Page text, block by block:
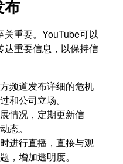
布
重要。YouTube可以
达重要信息，以保持信
频道发布详细的危机
和公司立场。
情况，定期更新信
态。
进行直播，直接与观
，增加透明度。